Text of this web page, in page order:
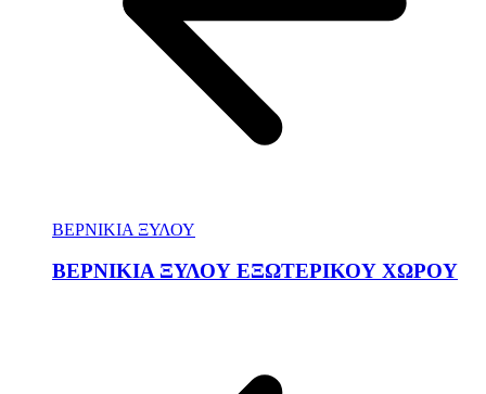
ΒΕΡΝΙΚΙΑ ΞΥΛΟΥ
ΒΕΡΝΙΚΙΑ ΞΥΛΟΥ ΕΞΩΤΕΡΙΚΟΥ ΧΩΡΟΥ